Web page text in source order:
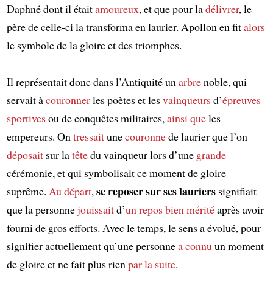
Daphné dont il étaitamoureux, et que pour ladélivrer, le
père de celle-ci la transforma en laurier. Apollon en fitalors
le symbole de la gloire et des triomphes.
Il représentait donc dans l’Antiquité un arbrenoble, qui
servait àcouronnerles poètes et lesvainqueursd’épreuves
sportivesou de conquêtes militaires, ainsi queles
empereurs. On tressaitunecouronnede laurier que l’on
déposaitsur latêtedu vainqueur lors d’une grande
cérémonie, et qui symbolisait ce moment de gloire
suprême. Au départ, se reposer sur ses laurierssignifiait
que la personnejouissaitd’un repos bien méritéaprès avoir
fourni de gros efforts. Avec le temps, le sens a évolué, pour
signifier actuellement qu’une personnea connu un moment
de gloire et ne fait plus rien par la suite.